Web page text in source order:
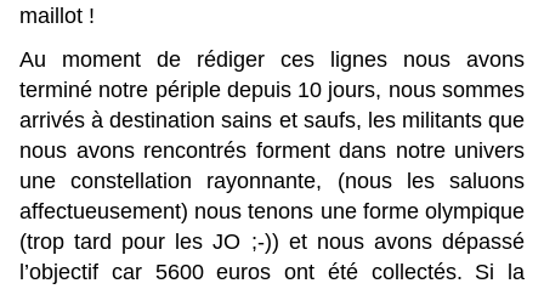
maillot !
Au moment de rédiger ces lignes nous avons
terminé notre périple depuis 10 jours, nous sommes
arrivés à destination sains et saufs, les militants que
nous avons rencontrés forment dans notre univers
une constellation rayonnante, (nous les saluons
affectueusement) nous tenons une forme olympique
(trop tard pour les JO ;-)) et nous avons dépassé
l’objectif car 5600 euros ont été collectés. Si la